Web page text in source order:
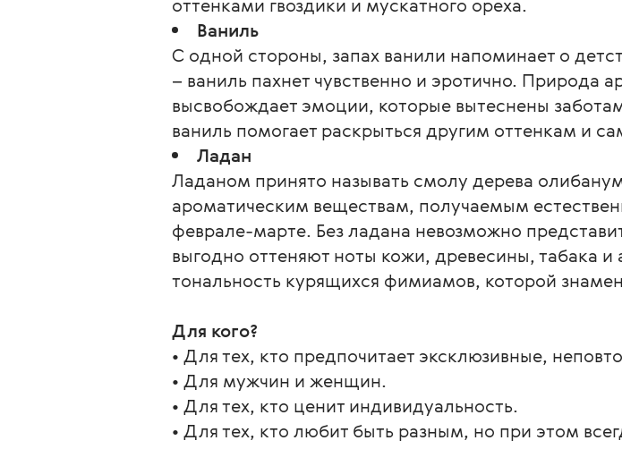
оттенками гвоздики и мускатного ореха.
Ваниль
С одной стороны, запах ванили напоминает о
– ваниль пахнет чувственно и эротично.
высвобождает эмоции, которые вытеснены
ваниль помогает раскрыться другим оттенкам и
Ладан
Ладаном принято называть смолу дерева
ароматическим веществам, получаемым
феврале-марте. Без ладана невозможно
выгодно оттеняют ноты кожи, древесины, табака
тональность курящихся фимиамов, которой
Для кого?
• Для тех, кто предпочитает эксклюзивные,
• Для мужчин и женщин.
• Для тех, кто ценит индивидуальность.
• Для тех, кто любит быть разным, но при этом